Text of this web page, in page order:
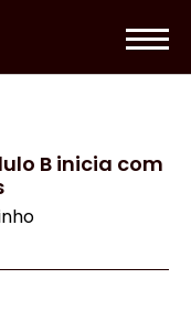
B inicia com